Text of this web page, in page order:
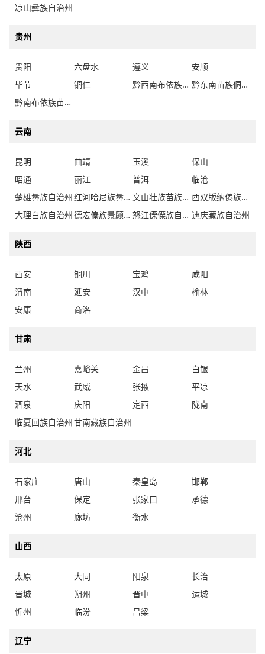
凉山彝族自治州
贵州
贵阳 六盘水 遵义
安顺
毕节
铜仁 黔西南布依族苗族自治州
黔东南苗族侗族自治州
黔南布依族苗族自治州
云南
昆明 曲靖 玉溪
保山
昭通
丽江 普洱
临沧
楚雄彝族自治州
红河哈尼族彝族自治州 文山壮族苗族自治州
西双版纳傣族自治州
大理白族自治州
德宏傣族景颇族自治州 怒江傈僳族自治州 迪庆藏族自治州
陕西
西安 铜川 宝鸡
咸阳
渭南
延安 汉中
榆林
安康
商洛
甘肃
兰州 嘉峪关 金昌
白银
天水
武威 张掖
平凉
酒泉
庆阳 定西
陇南
临夏回族自治州甘南藏族自治州
河北
石家庄 唐山 秦皇岛
邯郸
邢台
保定 张家口
承德
沧州
廊坊 衡水
山西
太原 大同 阳泉
长治
晋城
朔州 晋中
运城
忻州
临汾 吕梁
辽宁